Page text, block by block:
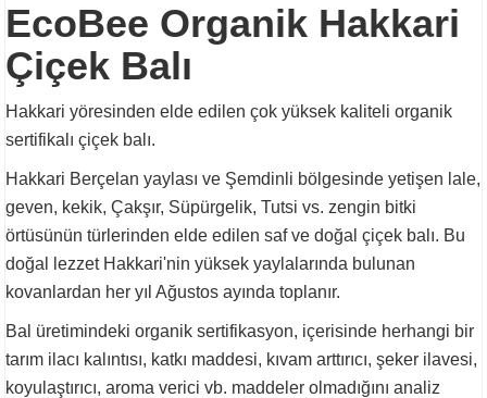
EcoBee Organik Hakkari
Çiçek Balı
Hakkari yöresinden elde edilen çok yüksek kaliteli organik
sertifikalı çiçek balı.
Hakkari Berçelan yaylası ve Şemdinli bölgesinde yetişen lale,
geven, kekik, Çakşır, Süpürgelik, Tutsi vs. zengin bitki
örtüsünün türlerinden elde edilen saf ve doğal çiçek balı. Bu
doğal lezzet Hakkari'nin yüksek yaylalarında bulunan
kovanlardan her yıl Ağustos ayında toplanır.
Bal üretimindeki organik sertifikasyon, içerisinde herhangi bir
tarım ilacı kalıntısı, katkı maddesi, kıvam arttırıcı, şeker ilavesi,
koyulaştırıcı, aroma verici vb. maddeler olmadığını analiz